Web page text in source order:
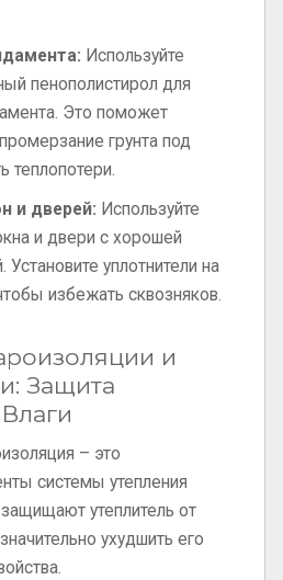
Используйте
пенополистирол для
Это поможет
грунта под
теплопотери.
и дверей: Используйте
и двери с хорошей
Установите уплотнители на
избежать сквозняков.
и
Защита
– это
системы утепления
утеплитель от
ухудшить его